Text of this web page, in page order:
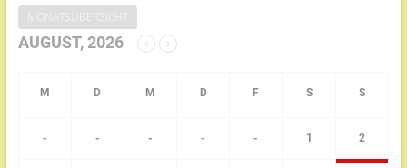
MONATSÜBERSICHT
AUGUST, 2026
- - - - - 1 2